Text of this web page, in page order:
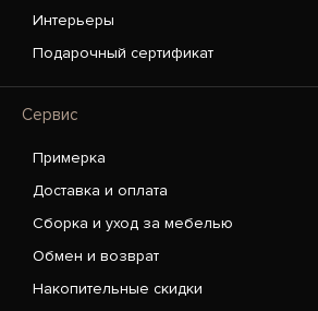
Интерьеры
Подарочный сертификат
Сервис
Примерка
Доставка и оплата
Сборка и уход за мебелью
Обмен и возврат
Накопительные скидки